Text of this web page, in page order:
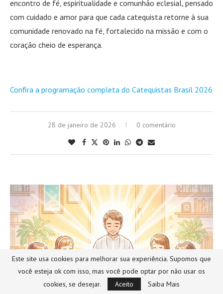
encontro de fé, espiritualidade e comunhão eclesial, pensado
com cuidado e amor para que cada catequista retorne à sua
comunidade renovado na fé, fortalecido na missão e com o
coração cheio de esperança.
Confira a programação completa do Catequistas Brasil 2026
28 de janeiro de 2026 0 comentário
Este site usa cookies para melhorar sua experiência. Supomos que
você esteja ok com isso, mas você pode optar por não usar os
cookies, se desejar.
Aceito Saiba Mais